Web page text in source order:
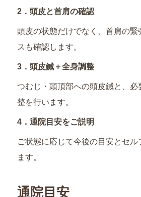
2．頭皮と首肩の確認
頭皮の状態だけでなく、首肩の緊
スも確認します。
3．頭皮鍼＋全身調整
つむじ・頭頂部への頭皮鍼と、必
整を行います。
4．通院目安をご説明
ご状態に応じて今後の目安とセル
ます。
通院目安